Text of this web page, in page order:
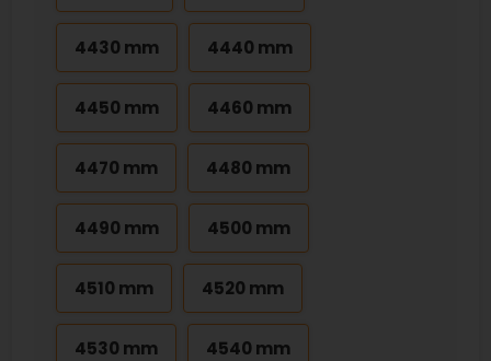
4430 mm 4440 mm
4450 mm 4460 mm
4470 mm 4480 mm
4490 mm 4500 mm
4510 mm 4520 mm
4530 mm 4540 mm